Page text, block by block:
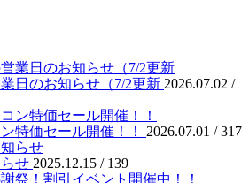
日のお知らせ（7/2更新 2026.07.02 /
特価セール開催！！ 2026.07.01 /317
せ 2025.12.15 / 139